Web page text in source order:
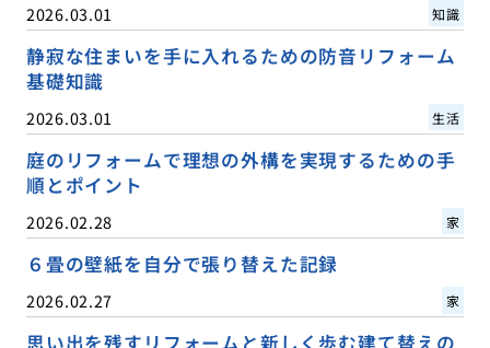
2026.03.01 知識
静寂な住まいを手に入れるための防音リフォーム
基礎知識
2026.03.01 生活
庭のリフォームで理想の外構を実現するための手
順とポイント
2026.02.28 家
６畳の壁紙を自分で張り替えた記録
2026.02.27 家
思い出を残すリフォームと新しく歩む建て替えの